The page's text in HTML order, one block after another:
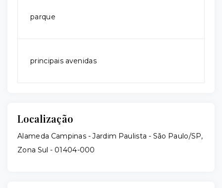
parque
principais avenidas
Localização
Alameda Campinas - Jardim Paulista - São Paulo/SP,
Zona Sul - 01404-000